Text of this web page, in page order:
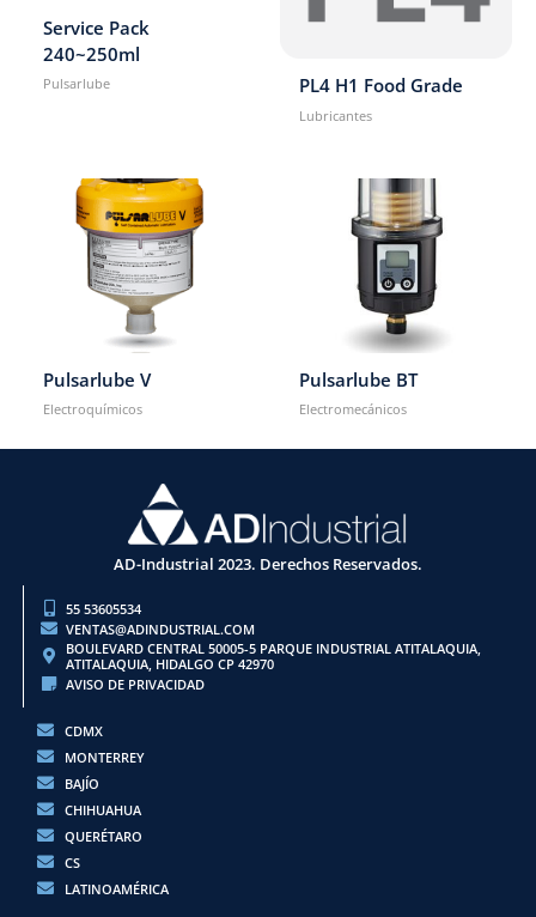
Service Pack
240~250ml
Pulsarlube PL4 H1 Food Grade
Lubricantes
Pulsarlube V
Electroquímicos
Pulsarlube BT
Electromecánicos
AD-Industrial 2023. Derechos Reservados.
55 53605534
VENTAS@ADINDUSTRIAL.COM
BOULEVARD CENTRAL 50005-5 PARQUE INDUSTRIAL ATITALAQUIA,
ATITALAQUIA, HIDALGO CP 42970
AVISO DE PRIVACIDAD
CDMX
MONTERREY
BAJÍO
CHIHUAHUA
QUERÉTARO
CS
LATINOAMÉRICA